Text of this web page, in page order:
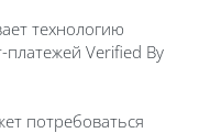
технологию
платежей Verified By
потребоваться